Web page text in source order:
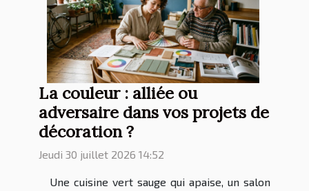
La couleur : alliée ou
adversaire dans vos projets de
décoration ?
Jeudi 30 juillet 2026 14:52
Une cuisine vert sauge qui apaise, un salon